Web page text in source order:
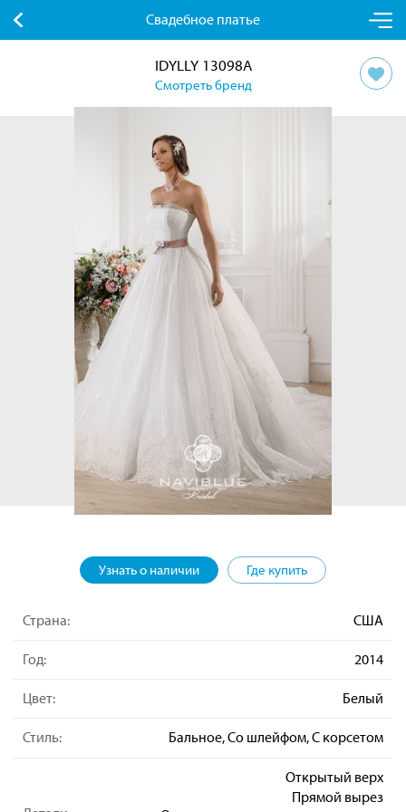
Свадебное платье
IDYLLY 13098A
Смотреть бренд
Узнать о наличии Где купить
Страна: США
Год: 2014
Цвет: Белый
Стиль: Бальное, Со шлейфом, С корсетом
Открытый верх
Прямой вырез